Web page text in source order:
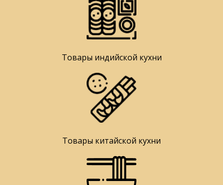
Товары индийской кухни
Товары китайской кухни